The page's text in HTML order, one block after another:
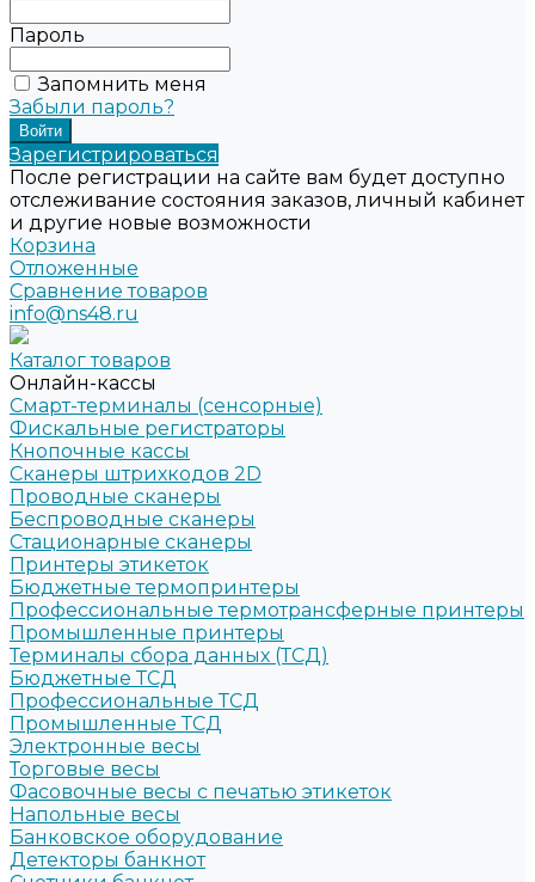
Пароль
Запомнить меня
Забыли пароль?
Зарегистрироваться
После регистрации на сайте вам будет доступно
отслеживание состояния заказов, личный кабинет
и другие новые возможности
Корзина
Отложенные
Сравнение товаров
info@ns48.ru
Каталог товаров
Онлайн-кассы
Смарт-терминалы (сенсорные)
Фискальные регистраторы
Кнопочные кассы
Сканеры штрихкодов 2D
Проводные сканеры
Беспроводные сканеры
Стационарные сканеры
Принтеры этикеток
Бюджетные термопринтеры
Профессиональные термотрансферные принтеры
Промышленные принтеры
Терминалы сбора данных (ТСД)
Бюджетные ТСД
Профессиональные ТСД
Промышленные ТСД
Электронные весы
Торговые весы
Фасовочные весы с печатью этикеток
Напольные весы
Банковское оборудование
Детекторы банкнот